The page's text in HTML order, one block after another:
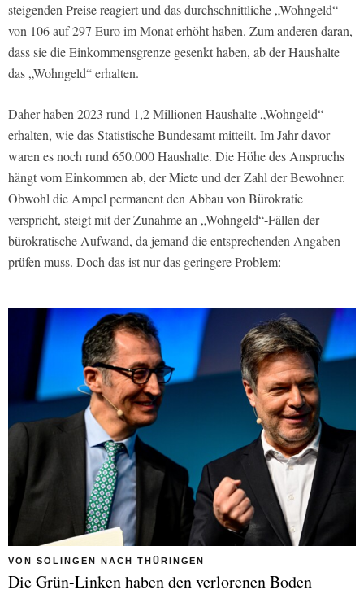
steigenden Preise reagiert und das durchschnittliche „Wohngeld“
von 106 auf 297 Euro im Monat erhöht haben. Zum anderen daran,
dass sie die Einkommensgrenze gesenkt haben, ab der Haushalte
das „Wohngeld“ erhalten.
Daher haben 2023 rund 1,2 Millionen Haushalte „Wohngeld“
erhalten, wie das Statistische Bundesamt mitteilt. Im Jahr davor
waren es noch rund 650.000 Haushalte. Die Höhe des Anspruchs
hängt vom Einkommen ab, der Miete und der Zahl der Bewohner.
Obwohl die Ampel permanent den Abbau von Bürokratie
verspricht, steigt mit der Zunahme an „Wohngeld“-Fällen der
bürokratische Aufwand, da jemand die entsprechenden Angaben
prüfen muss. Doch das ist nur das geringere Problem:
VON SOLINGEN NACH THÜRINGEN
Die Grün-Linken haben den verlorenen Boden